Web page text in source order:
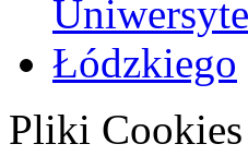
Pliki Cookies